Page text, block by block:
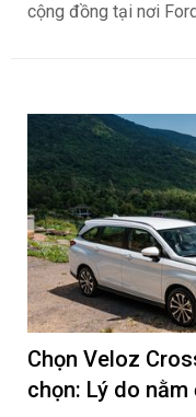
cộng đồng tại nơi
Chọn Veloz
chọn: Lý do nằm